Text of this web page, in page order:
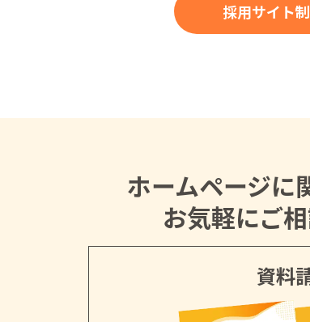
採用サイト
ホームページに
お気軽にご
資料